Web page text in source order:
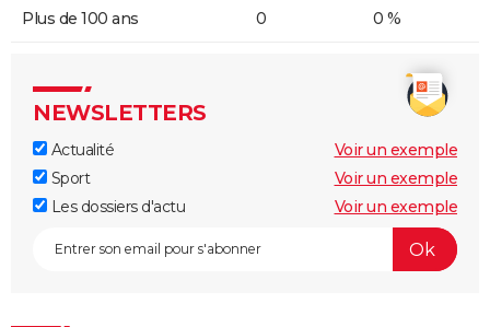
Plus de 100 ans 0 0 %
NEWSLETTERS
Actualité
Voir un exemple
Sport
Voir un exemple
Les dossiers d'actu
Voir un exemple